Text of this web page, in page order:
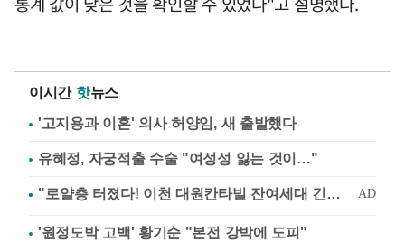
이시간 핫뉴스
'고지용과 이혼' 의사 허양임, 새 출발했다
유혜정, 자궁적출 수술 "여성성 잃는 것이…"
'원정도박 고백' 황기순 "본전 강박에 도피"